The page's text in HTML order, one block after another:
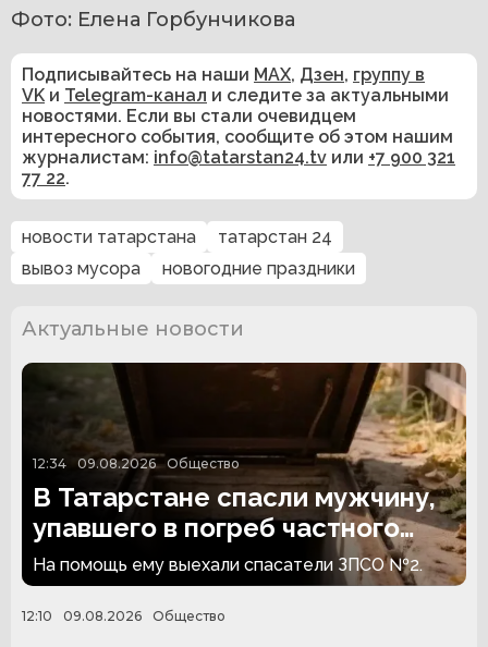
Фото: Елена Горбунчикова
Подписывайтесь на наши MAX, Дзен, группу в
VK и Telegram-канал и следите за актуальными
новостями. Если вы стали очевидцем
интересного события, сообщите об этом нашим
журналистам: info@tatarstan24.tv или +7 900 321
77 22.
новости татарстана
татарстан 24
вывоз мусора
новогодние праздники
Актуальные новости
12:34 09.08.2026 Общество
В Татарстане спасли мужчину,
упавшего в погреб частного
дома
На помощь ему выехали спасатели ЗПСО №2.
12:10 09.08.2026 Общество